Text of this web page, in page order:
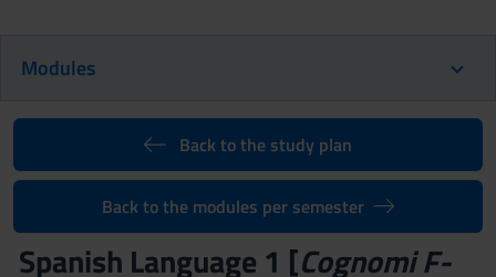
Modules
Back to the study plan
Back to the modules per semester
Spanish Language 1 [Cognomi F-